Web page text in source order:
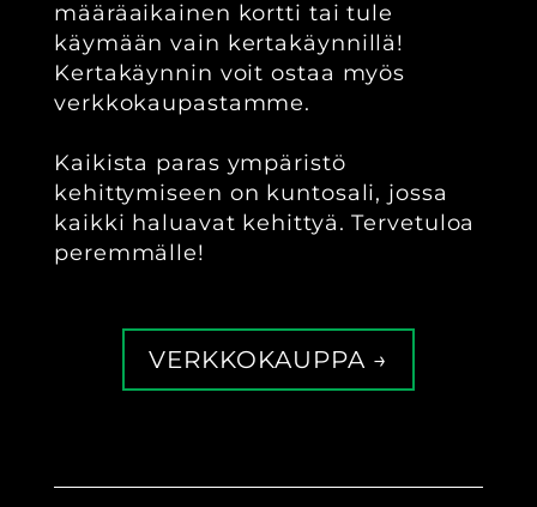
määräaikainen kortti tai tule
käymään vain kertakäynnillä!
Kertakäynnin voit ostaa myös
verkkokaupastamme.
Kaikista paras ympäristö
kehittymiseen on kuntosali, jossa
kaikki haluavat kehittyä. Tervetuloa
peremmälle!
VERKKOKAUPPA →